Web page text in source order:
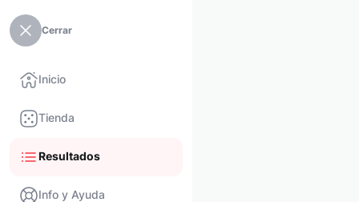
Cerrar
Inicio
Tienda
Resultados
Info y Ayuda